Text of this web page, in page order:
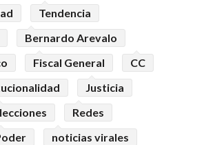
Tendencia
Bernardo Arevalo
Fiscal General
CC
Justicia
Redes
noticias virales